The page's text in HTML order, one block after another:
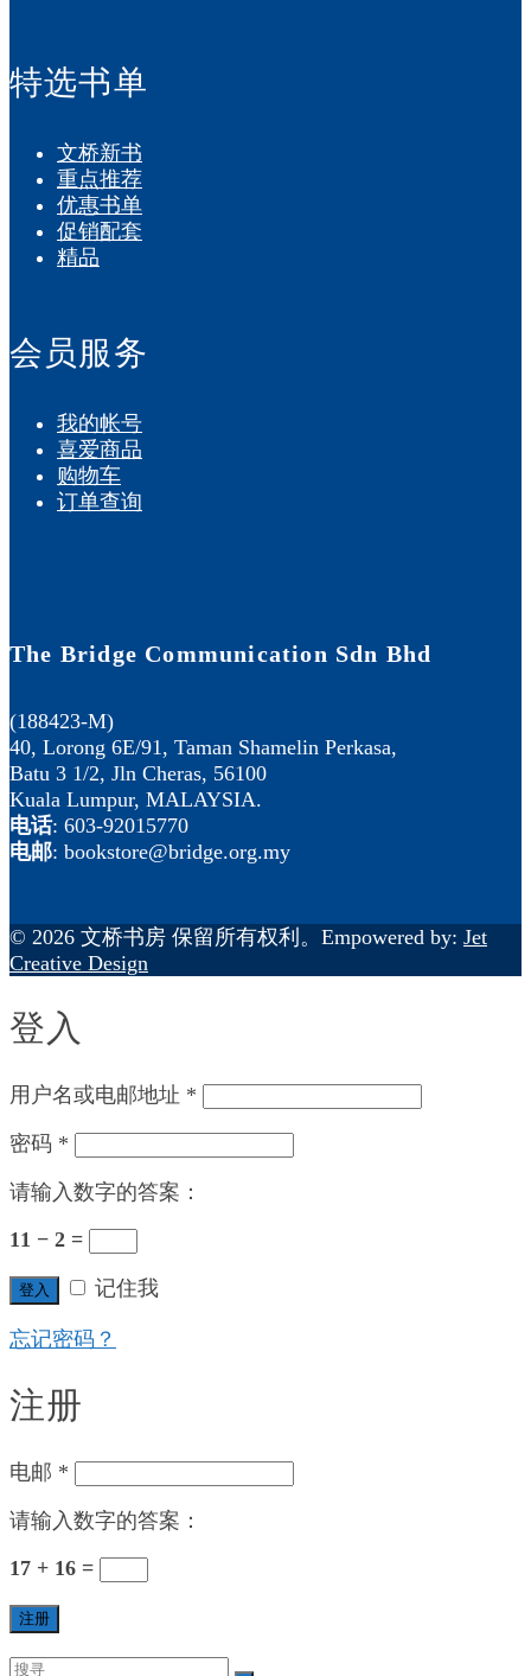
特选书单
文桥新书
重点推荐
优惠书单
促销配套
精品
会员服务
我的帐号
喜爱商品
购物车
订单查询
The Bridge Communication Sdn Bhd
(188423-M)
40, Lorong 6E/91, Taman Shamelin Perkasa,
Batu 3 1/2, Jln Cheras, 56100
Kuala Lumpur, MALAYSIA.
电话: 603-92015770
电邮: bookstore@bridge.org.my
© 2026 文桥书房 保留所有权利。Empowered by: Jet
Creative Design
登入
用户名或电邮地址 *
密码 *
请输入数字的答案：
11 − 2 =
登入 记住我
忘记密码？
注册
电邮 *
请输入数字的答案：
17 + 16 =
注册
Search